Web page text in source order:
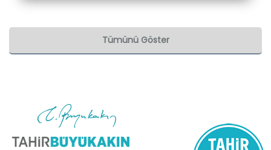
Kapasite Artırımı •Ulaştırma ve Altyapı Bakanlığı İş
Tümünü Göster